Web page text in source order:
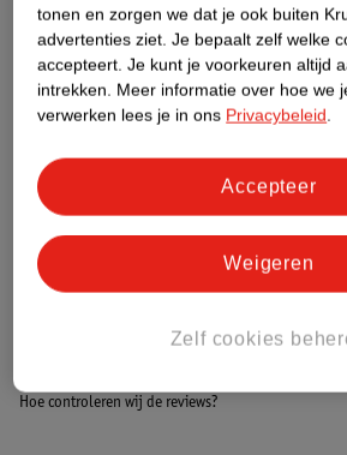
Nature Impact Score
Dit product heeft
Impact Score.
Meer informatie
Bestel & Bezorginformatie
Bekijk ook
Alle Tafeltennisbatjes
Hoe controleren wij de reviews?
tonen en zorgen we dat je ook buiten
advertenties ziet. Je bepaalt zelf welke
accepteert. Je kunt je voorkeuren altijd
intrekken. Meer informatie over hoe we
verwerken lees je in ons Privacybeleid.
Zelf cookies
Weigeren
Accepteer